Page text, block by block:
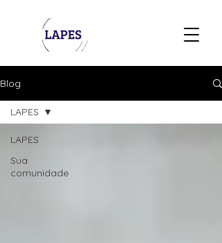
Blog
LAPES
Sua
comunidade
LAPES